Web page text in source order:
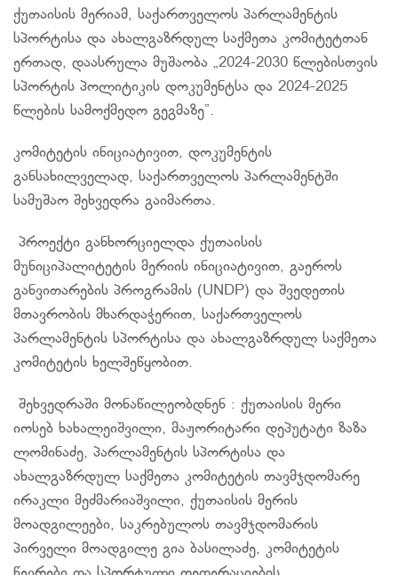
ქუთაისის მერიამ, საქართველოს პარლამენტის
სპორტისა და ახალგაზრდულ საქმეთა კომიტეტთან
ერთად, დაასრულა მუშაობა „2024-2030 წლებისთვის
სპორტის პოლიტიკის დოკუმენტსა და 2024-2025
წლების სამოქმედო გეგმაზე”.
კომიტეტის ინიციატივით, დოკუმენტის
განსახილველად, საქართველოს პარლამენტში
სამუშაო შეხვედრა გაიმართა.
პროექტი განხორციელდა ქუთაისის
მუნიციპალიტეტის მერიის ინიციატივით, გაეროს
განვითარების პროგრამის (UNDP) და შვედეთის
მთავრობის მხარდაჭერით, საქართველოს
პარლამენტის სპორტისა და ახალგაზრდულ საქმეთა
კომიტეტის ხელშეწყობით.
შეხვედრაში მონაწილეობდნენ : ქუთაისის მერი
იოსებ ხახალეიშვილი, მაჟორიტარი დეპუტატი ზაზა
ლომინაძე, პარლამენტის სპორტისა და
ახალგაზრდულ საქმეთა კომიტეტის თავმჯდომარე
ირაკლი მეძმარიაშვილი, ქუთაისის მერის
მოადგილეები, საკრებულოს თავმჯდომარის
პირველი მოადგილე გია ბასილაძე, კომიტეტის